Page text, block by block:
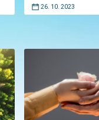
26. 10. 2023